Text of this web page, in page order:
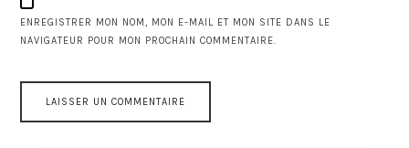
ENREGISTRER MON NOM, MON E-MAIL ET MON SITE DANS LE
NAVIGATEUR POUR MON PROCHAIN COMMENTAIRE.